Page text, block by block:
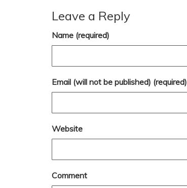
Leave a Reply
Name (required)
Email (will not be published) (required)
Website
Comment